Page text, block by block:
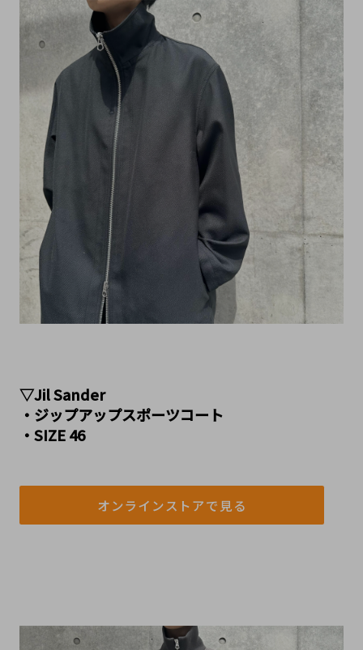
▽Jil Sander
・ジップアップスポーツコート
・SIZE 46
オンラインストアで見る